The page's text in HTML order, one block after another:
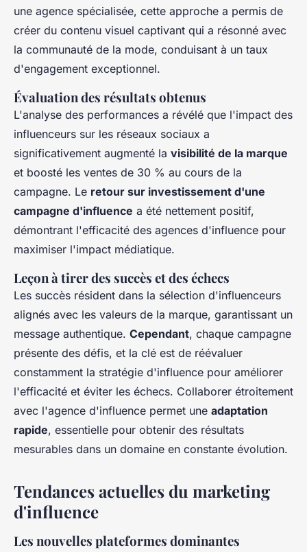
une agence spécialisée, cette approche a permis de
créer du contenu visuel captivant qui a résonné avec
la communauté de la mode, conduisant à un taux
d'engagement exceptionnel.
Évaluation des résultats obtenus
L'analyse des performances a révélé que l'impact des
influenceurs sur les réseaux sociaux a
significativement augmenté la visibilité de la marque
et boosté les ventes de 30 % au cours de la
campagne. Le retour sur investissement d'une
campagne d'influence a été nettement positif,
démontrant l'efficacité des agences d'influence pour
maximiser l'impact médiatique.
Leçon à tirer des succès et des échecs
Les succès résident dans la sélection d'influenceurs
alignés avec les valeurs de la marque, garantissant un
message authentique. Cependant, chaque campagne
présente des défis, et la clé est de réévaluer
constamment la stratégie d'influence pour améliorer
l'efficacité et éviter les échecs. Collaborer étroitement
avec l'agence d'influence permet une adaptation
rapide, essentielle pour obtenir des résultats
mesurables dans un domaine en constante évolution.
Tendances actuelles du marketing
d'influence
Les nouvelles plateformes dominantes